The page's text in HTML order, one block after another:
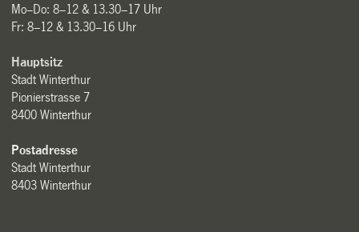
Mo–Do: 8–12 & 13.30–17 Uhr
Fr: 8–12 & 13.30–16 Uhr
Hauptsitz
Stadt Winterthur
Pionierstrasse 7
8400 Winterthur
Postadresse
Stadt Winterthur
8403 Winterthur